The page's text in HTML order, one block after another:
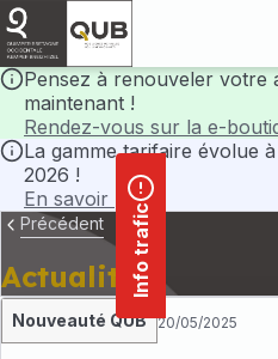
principal
Pensez à renouveler votre
maintenant !
Rendez-vous sur la e-
La gamme tarifaire évolue
2026 !
En savoir plus
Info trafic
Précédent
Actualités
Nouveauté QUB 20/05/2025
Panneau de gestion des cookies